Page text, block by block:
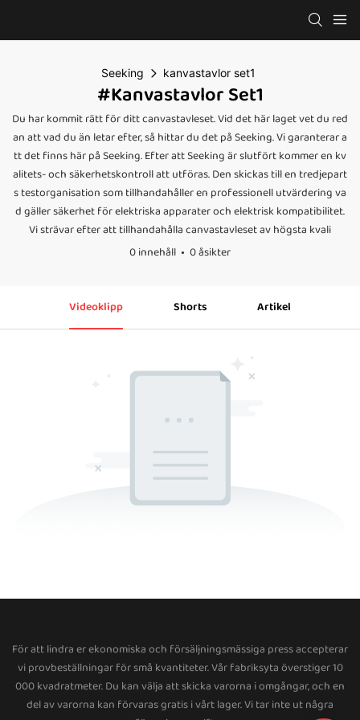
Seeking kanvastavlor set1
#kanvastavlor Set1
Du har kommit rätt för ditt canvastavleset. Vid det här laget vet du red
an att vad du än letar efter, så hittar du det på Seeking. Vi garanterar a
tt det finns här på Seeking. Efter att Seeking är slutfört kommer en kv
alitets- och säkerhetskontroll att utföras. Den skickas till en tredjepart
s testorganisation som tillhandahåller en professionell utvärdering va
d gäller säkerhet för elektriska apparater och elektrisk kompatibilitet.
Vi strävar efter att tillhandahålla canvastavleset av högsta kvali
0 innehåll
0 åsikter
Videoklipp Shorts Artikel
För att lindra er ekonomiska och försäljningsmässiga press accepterar
vi provbeställningar för små kvantiteter. Vår fabriksyta överstiger 10
000 kvadratmeter. Du kan välja att skicka varorna i omgångar, och en
del av varorna kan förvaras gratis i vårt lager. Vi tar inte ut några